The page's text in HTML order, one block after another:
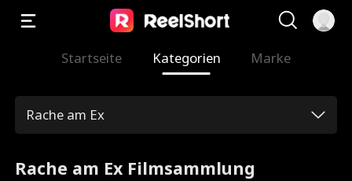
Startseite Kategorien Marke
Rache am Ex
Rache am Ex Filmsammlung